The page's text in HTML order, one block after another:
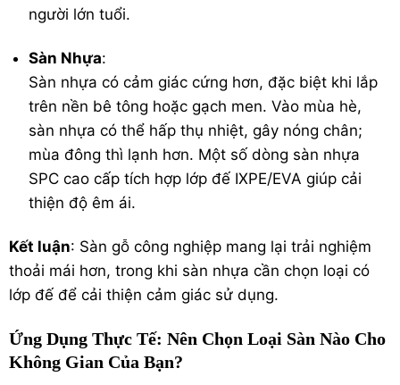
người lớn tuổi.
Sàn Nhựa:
Sàn nhựa có cảm giác cứng hơn, đặc biệt khi lắp
trên nền bê tông hoặc gạch men. Vào mùa hè,
sàn nhựa có thể hấp thụ nhiệt, gây nóng chân;
mùa đông thì lạnh hơn. Một số dòng sàn nhựa
SPC cao cấp tích hợp lớp đế IXPE/EVA giúp cải
thiện độ êm ái.
Kết luận: Sàn gỗ công nghiệp mang lại trải nghiệm
thoải mái hơn, trong khi sàn nhựa cần chọn loại có
lớp đế để cải thiện cảm giác sử dụng.
Ứng Dụng Thực Tế: Nên Chọn Loại Sàn Nào Cho
Không Gian Của Bạn?